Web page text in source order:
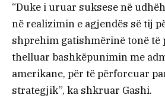
“Duke i uruar suksese në
në realizimin e agjendës së tij
shprehim gatishmërinë tonë të
thelluar bashkëpunimin me
amerikane, për të përforcuar
strategjik”, ka shkruar Gashi.